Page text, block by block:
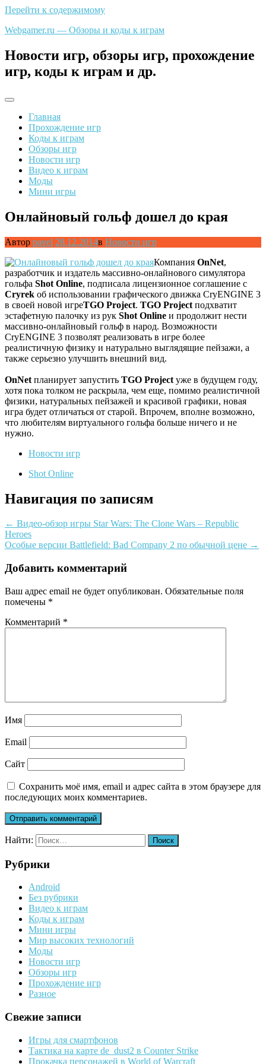
Перейти к содержимому
Webgamer.ru — Обзоры и коды к играм
Новости игр, обзоры игр, прохождение
игр, коды к играм и др.
Главная
Прохождение игр
Коды к играм
Обзоры игр
Новости игр
Видео к играм
Моды
Мини игры
Онлайновый гольф дошел до края
Автор pavel 28.12.2014в Новости игр
Компания OnNet,
разработчик и издатель массивно-онлайнового симулятора
гольфа Shot Online, подписала лицензионное соглашение с
Cryrek об использовании графического движка CryENGINE 3
в своей новой игреTGO Project. TGO Project подхватит
эстафетную палочку из рук Shot Online и продолжит нести
массивно-онлайновый гольф в народ. Возможности
CryENGINE 3 позволят реализовать в игре более
реалистичную физику и натурально выглядящие пейзажи, а
также серьезно улучшить внешний вид.
OnNet планирует запустить TGO Project уже в будущем году,
хотя пока толком не раскрыла, чем еще, помимо реалистичной
физики, натуральных пейзажей и красивой графики, новая
игра будет отличаться от старой. Впрочем, вполне возможно,
что любителям виртуального гольфа больше ничего и не
нужно.
Новости игр
Shot Online
Навигация по записям
← Видео-обзор игры Star Wars: The Clone Wars – Republic
Heroes
Особые версии Battlefield: Bad Company 2 по обычной цене →
Добавить комментарий
Ваш адрес email не будет опубликован. Обязательные поля
помечены *
Комментарий *
Имя
Email
Сайт
Сохранить моё имя, email и адрес сайта в этом браузере для
последующих моих комментариев.
Найти:
Рубрики
Android
Без рубрики
Видео к играм
Коды к играм
Мини игры
Мир высоких технологий
Моды
Новости игр
Обзоры игр
Прохождение игр
Разное
Свежие записи
Игры для смартфонов
Тактика на карте de_dust2 в Counter Strike
Прокачка персонажей в World of Warcraft